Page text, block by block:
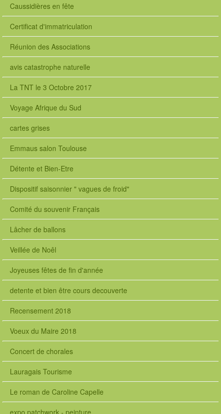
Caussidières en fête
Certificat d'immatriculation
Réunion des Associations
avis catastrophe naturelle
La TNT le 3 Octobre 2017
Voyage Afrique du Sud
cartes grises
Emmaus salon Toulouse
Détente et Bien-Etre
Dispositif saisonnier " vagues de froid"
Comité du souvenir Français
Lâcher de ballons
Veillée de Noêl
Joyeuses fêtes de fin d'année
detente et bien être cours decouverte
Recensement 2018
Voeux du Maire 2018
Concert de chorales
Lauragais Tourisme
Le roman de Caroline Capelle
expo patchwork - peinture